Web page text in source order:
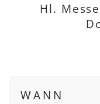
Hl.
WANN